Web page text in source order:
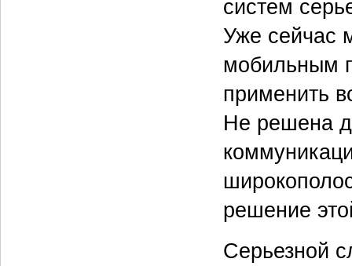
систем
Уже сейчас
мобильным
применить
Не решена
решение
Серьезной